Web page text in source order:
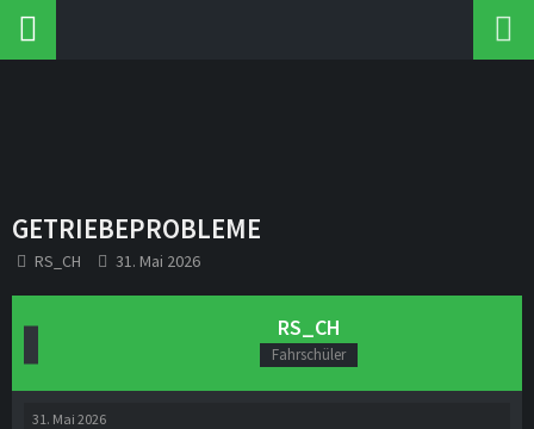
GETRIEBEPROBLEME
RS_CH 31. Mai 2026
RS_CH
Fahrschüler
31. Mai 2026